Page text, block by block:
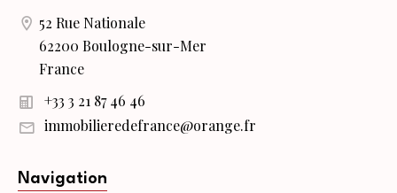
52 Rue Nationale
62200 Boulogne-sur-Mer
France
+33 3 21 87 46 46
immobilieredefrance@orange.fr
Navigation